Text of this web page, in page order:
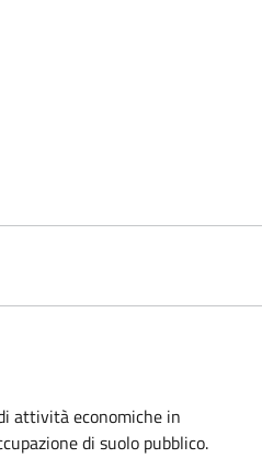
attività economiche in
di suolo pubblico.